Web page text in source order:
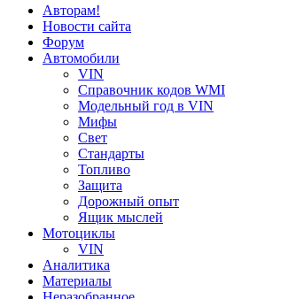
Авторам!
Новости сайта
Форум
Автомобили
VIN
Справочник кодов WMI
Модельный год в VIN
Мифы
Свет
Стандарты
Топливо
Защита
Дорожный опыт
Ящик мыслей
Мотоциклы
VIN
Аналитика
Материалы